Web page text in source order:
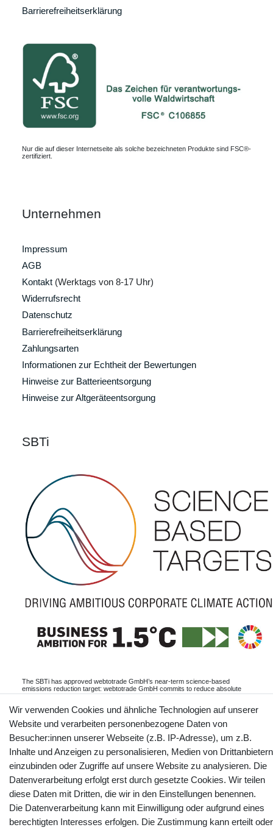
Barrierefreiheitserklärung
Nur die auf dieser Internetseite als solche bezeichneten Produkte sind FSC®-
zertifiziert.
Unternehmen
Impressum
AGB
Kontakt (Werktags von 8-17 Uhr)
Widerrufsrecht
Datenschutz
Barrierefreiheitserklärung
Zahlungsarten
Informationen zur Echtheit der Bewertungen
Hinweise zur Batterieentsorgung
Hinweise zur Altgeräteentsorgung
SBTi
The SBTi has approved webtotrade GmbH’s near-term science-based
emissions reduction target: webtotrade GmbH commits to reduce absolute
scope 1 and scope 2 GHG emissions 45% by 2030 from a 2024 base year,
Informationen
Vertrag widerrufen
YouTube Facebook Instagram
Wir verwenden Cookies und ähnliche Technologien auf unserer
Website und verarbeiten personenbezogene Daten von
Besucher:innen unserer Webseite (z.B. IP-Adresse), um z.B.
Inhalte und Anzeigen zu personalisieren, Medien von Drittanbietern
einzubinden oder Zugriffe auf unsere Website zu analysieren. Die
Datenverarbeitung erfolgt erst durch gesetzte Cookies. Wir teilen
diese Daten mit Dritten, die wir in den Einstellungen benennen.
Die Datenverarbeitung kann mit Einwilligung oder aufgrund eines
berechtigten Interesses erfolgen. Die Zustimmung kann erteilt oder